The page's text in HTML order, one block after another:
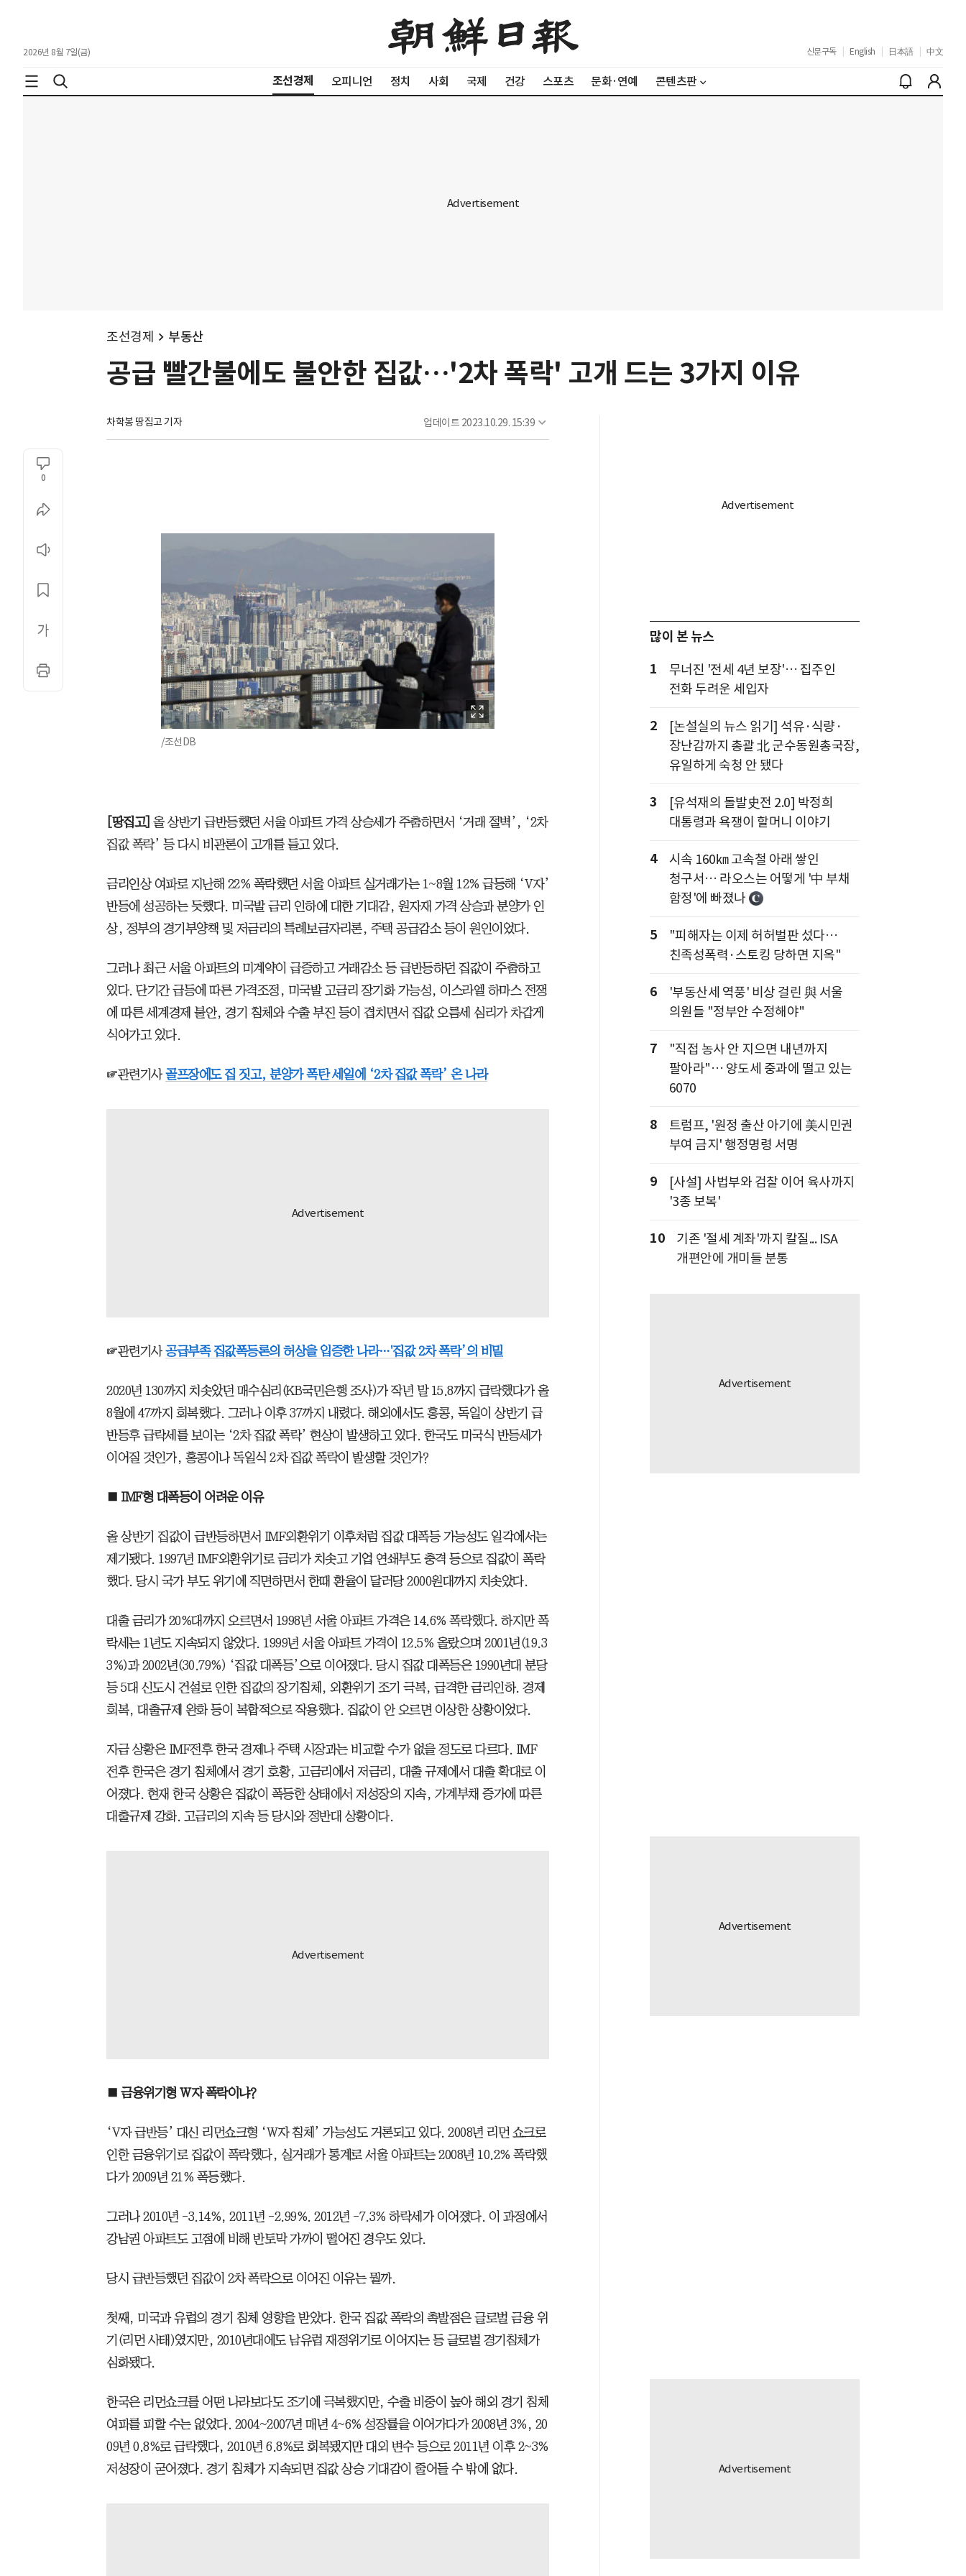
2026년 8월 7일(금) 신문구독 English 日本語 中文
조선경제 오피니언 정치 사회 국제 건강 스포츠 문화·연예 콘텐츠판
조선경제 부동산
공급 빨간불에도 불안한 집값…'2차 폭락' 고개 드는 3가지 이유
차학봉 땅집고 기자 업데이트 2023.10.29. 15:39
0
/조선DB
[땅집고] 올 상반기 급반등했던 서울 아파트 가격 상승세가 주춤하면서 ‘거래 절벽’, ‘2차
집값 폭락’ 등 다시 비관론이 고개를 들고 있다.
금리인상 여파로 지난해 22% 폭락했던 서울 아파트 실거래가는 1~8월 12% 급등해 ‘V자’
반등에 성공하는 듯했다. 미국발 금리 인하에 대한 기대감, 원자재 가격 상승과 분양가 인
상, 정부의 경기부양책 및 저금리의 특례보금자리론, 주택 공급감소 등이 원인이었다.
그러나 최근 서울 아파트의 미계약이 급증하고 거래감소 등 급반등하던 집값이 주춤하고
있다. 단기간 급등에 따른 가격조정, 미국발 고금리 장기화 가능성, 이스라엘 하마스 전쟁
에 따른 세계경제 불안, 경기 침체와 수출 부진 등이 겹치면서 집값 오름세 심리가 차갑게
식어가고 있다.
☞관련기사 골프장에도 집 짓고, 분양가 폭탄 세일에 ‘2차 집값 폭락’ 온 나라
☞관련기사 공급부족 집값폭등론의 허상을 입증한 나라…'집값 2차 폭락’의 비밀
2020년 130까지 치솟았던 매수심리(KB국민은행 조사)가 작년 말 15.8까지 급락했다가 올
8월에 47까지 회복했다. 그러나 이후 37까지 내렸다. 해외에서도 홍콩, 독일이 상반기 급
반등후 급락세를 보이는 ‘2차 집값 폭락’ 현상이 발생하고 있다. 한국도 미국식 반등세가
이어질 것인가, 홍콩이나 독일식 2차 집값 폭락이 발생할 것인가?
■ IMF형 대폭등이 어려운 이유
올 상반기 집값이 급반등하면서 IMF외환위기 이후처럼 집값 대폭등 가능성도 일각에서는
제기됐다. 1997년 IMF외환위기로 금리가 치솟고 기업 연쇄부도 충격 등으로 집값이 폭락
했다. 당시 국가 부도 위기에 직면하면서 한때 환율이 달러당 2000원대까지 치솟았다.
대출 금리가 20%대까지 오르면서 1998년 서울 아파트 가격은 14.6% 폭락했다. 하지만 폭
락세는 1년도 지속되지 않았다. 1999년 서울 아파트 가격이 12.5% 올랐으며 2001년(19.3
3%)과 2002년(30.79%) ‘집값 대폭등’으로 이어졌다. 당시 집값 대폭등은 1990년대 분당
등 5대 신도시 건설로 인한 집값의 장기침체, 외환위기 조기 극복, 급격한 금리인하. 경제
회복, 대출규제 완화 등이 복합적으로 작용했다. 집값이 안 오르면 이상한 상황이었다.
자금 상황은 IMF전후 한국 경제나 주택 시장과는 비교할 수가 없을 정도로 다르다. IMF
전후 한국은 경기 침체에서 경기 호황, 고금리에서 저금리, 대출 규제에서 대출 확대로 이
어졌다. 현재 한국 상황은 집값이 폭등한 상태에서 저성장의 지속, 가계부채 증가에 따른
대출규제 강화. 고금리의 지속 등 당시와 정반대 상황이다.
■ 금융위기형 W자 폭락이냐?
‘V자 급반등’ 대신 리먼쇼크형 ‘W자 침체’ 가능성도 거론되고 있다. 2008년 리먼 쇼크로
인한 금융위기로 집값이 폭락했다, 실거래가 통계로 서울 아파트는 2008년 10.2% 폭락했
다가 2009년 21% 폭등했다.
그러나 2010년 -3.14%, 2011년 -2.99%. 2012년 -7.3% 하락세가 이어졌다. 이 과정에서
강남권 아파트도 고점에 비해 반토막 가까이 떨어진 경우도 있다.
당시 급반등했던 집값이 2차 폭락으로 이어진 이유는 뭘까.
첫째, 미국과 유럽의 경기 침체 영향을 받았다. 한국 집값 폭락의 촉발점은 글로벌 금융 위
기(리먼 사태)였지만, 2010년대에도 남유럽 재정위기로 이어지는 등 글로벌 경기침체가
심화됐다.
한국은 리먼쇼크를 어떤 나라보다도 조기에 극복했지만, 수출 비중이 높아 해외 경기 침체
여파를 피할 수는 없었다. 2004~2007년 매년 4~6% 성장률을 이어가다가 2008년 3%, 20
09년 0.8%로 급락했다, 2010년 6.8%로 회복됐지만 대외 변수 등으로 2011년 이후 2~3%
저성장이 굳어졌다. 경기 침체가 지속되면 집값 상승 기대감이 줄어들 수 밖에 없다.
많이 본 뉴스
1
무너진 '전세 4년 보장'… 집주인
전화 두려운 세입자
2
[논설실의 뉴스 읽기] 석유·식량·
장난감까지 총괄 北 군수동원총국장,
유일하게 숙청 안 됐다
3
[유석재의 돌발史전 2.0] 박정희
대통령과 욕쟁이 할머니 이야기
4
시속 160㎞ 고속철 아래 쌓인
청구서… 라오스는 어떻게 '中 부채
함정'에 빠졌나
5
"피해자는 이제 허허벌판 섰다…
친족성폭력·스토킹 당하면 지옥"
6
'부동산세 역풍' 비상 걸린 與 서울
의원들 "정부안 수정해야"
7
"직접 농사 안 지으면 내년까지
팔아라"… 양도세 중과에 떨고 있는
6070
8
트럼프, '원정 출산 아기에 美시민권
부여 금지' 행정명령 서명
9
[사설] 사법부와 검찰 이어 육사까지
'3종 보복'
10
기존 '절세 계좌'까지 칼질... ISA
개편안에 개미들 분통